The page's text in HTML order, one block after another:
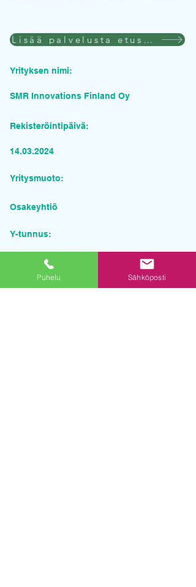
Lisää palvelusta etusivulla
Yrityksen nimi:
SMR Innovations Finland Oy
Rekisteröintipäivä:
14.03.2024
Yritysmuoto:
Osakeyhtiö
Y-tunnus:
3420392-2
Pyydä tarjous palvelusta
Puhelu Sähköposti